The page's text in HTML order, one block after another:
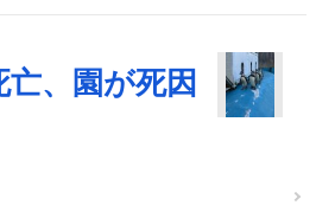
、園が死因